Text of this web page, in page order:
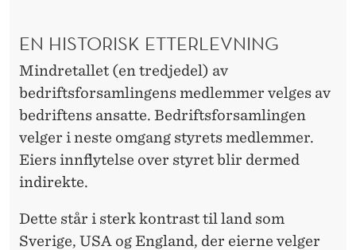
EN HISTORISK ETTERLEVNING
Mindretallet (en tredjedel) av
bedriftsforsamlingens medlemmer velges av
bedriftens ansatte. Bedriftsforsamlingen
velger i neste omgang styrets medlemmer.
Eiers innflytelse over styret blir dermed
indirekte.
Dette står i sterk kontrast til land som
Sverige, USA og England, der eierne velger